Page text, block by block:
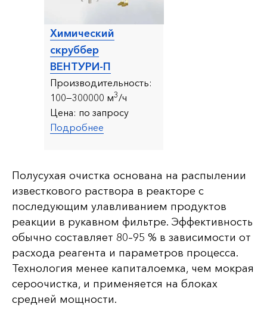
Химический
скруббер
ВЕНТУРИ-П
Производительность:
1 00—300000 м3/ч
Цена: по запросу
Подробнее
Полусухая очистка основана на распылении
известкового раствора в реакторе с
последующим улавливанием продуктов
реакции в рукавном фильтре. Эффективность
обычно составляет 80–95 % в зависимости от
расхода реагента и параметров процесса.
Технология менее капиталоемка, чем мокрая
сероочистка, и применяется на блоках
средней мощности.